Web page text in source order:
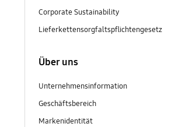
Corporate Sustainability
Lieferkettensorgfaltspflichtengesetz
Über uns
Unternehmensinformation
Geschäftsbereich
Markenidentität